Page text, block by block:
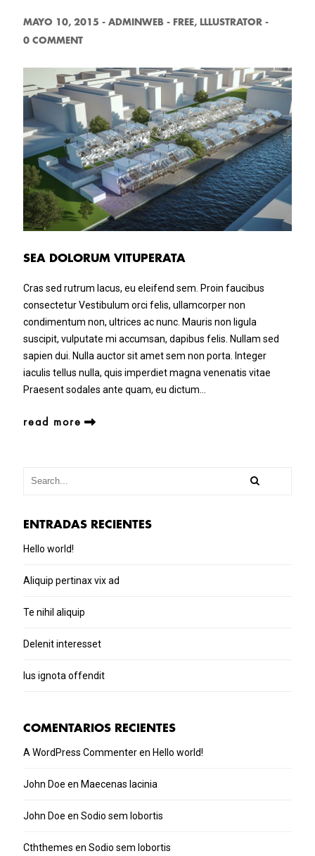
MAYO 10, 2015 - ADMINWEB - FREE, LLLUSTRATOR -
0 COMMENT
SEA DOLORUM VITUPERATA
Cras sed rutrum lacus, eu eleifend sem. Proin faucibus
consectetur Vestibulum orci felis, ullamcorper non
condimentum non, ultrices ac nunc. Mauris non ligula
suscipit, vulputate mi accumsan, dapibus felis. Nullam sed
sapien dui. Nulla auctor sit amet sem non porta. Integer
iaculis tellus nulla, quis imperdiet magna venenatis vitae
Praesent sodales ante quam, eu dictum…
read more
ENTRADAS RECIENTES
Hello world!
Aliquip pertinax vix ad
Te nihil aliquip
Delenit interesset
Ius ignota offendit
COMENTARIOS RECIENTES
A WordPress Commenteren Hello world!
John Doe en Maecenas lacinia
John Doe en Sodio sem lobortis
Cththemes en Sodio sem lobortis